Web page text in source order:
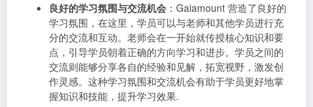
良好的学习氛围与交流机会 ：Gaiamount 营造了良好的
学习氛围，在这里，学员可以与老师和其他学员进行充
分的交流和互动。老师会在一开始就传授核心知识和要
点，引导学员朝着正确的方向学习和进步。学员之间的
交流则能够分享各自的经验和见解，拓宽视野，激发创
作灵感。这种学习氛围和交流机会有助于学员更好地掌
握知识和技能，提升学习效果.